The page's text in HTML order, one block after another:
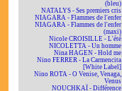
(bleu)
NATALYS - Ses premiers cris
NIAGARA - Flammes de l'enfer
NIAGARA - Flammes de l'enfer
(maxi)
Nicole CROISILLE - L'été
NICOLETTA - Un homme
Nina HAGEN - Hold me
Nino FERRER - La Carmencita
[White Label]
Nino ROTA - O Venise, Venaga,
Venus
NOUCHKAÏ - Différence